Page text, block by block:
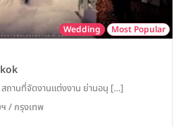
Wedding Most Popular
านที่จัดงานแต่งงาน ย่านอนุ […]
ฯ / กรุงเทพ